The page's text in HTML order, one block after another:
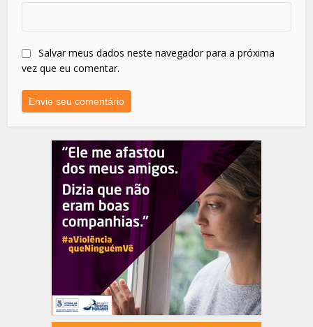
Salvar meus dados neste navegador para a próxima
vez que eu comentar.